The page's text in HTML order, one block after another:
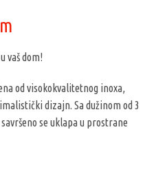
vaš dom!
od visokokvalitetnog inoxa,
dizajn. Sa dužinom od 3
se uklapa u prostrane